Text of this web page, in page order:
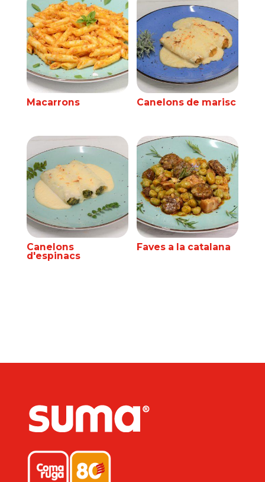
Macarrons Canelons de marisc
Canelons
d'espinacs
Faves a la catalana